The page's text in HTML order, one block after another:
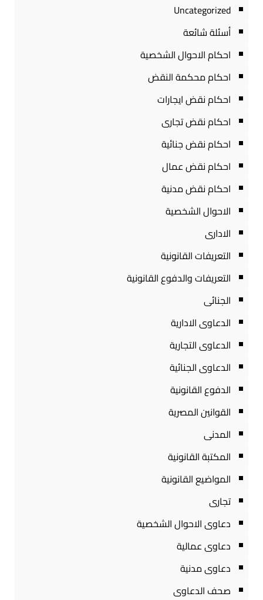
Uncategorized
أسئلة شائعة
احكام الاحوال الشخصية
احكام محكمة النقض
احكام نقض ايجارات
احكام نقض تجارى
احكام نقض جنائية
احكام نقض عمال
احكام نقض مدنية
الاحوال الشخصية
الادارى
التعريفات القانونية
التعريفات والدفوع القانونية
الجنائى
الدعاوى الادارية
الدعاوى التجارية
الدعاوى الجنائية
الدفوع القانونية
القوانين المصرية
المدنى
المكتبة القانونية
المواضيع القانونية
تجارى
دعاوى الاحوال الشخصية
دعاوى عمالية
دعاوى مدنية
صحف الدعاوى